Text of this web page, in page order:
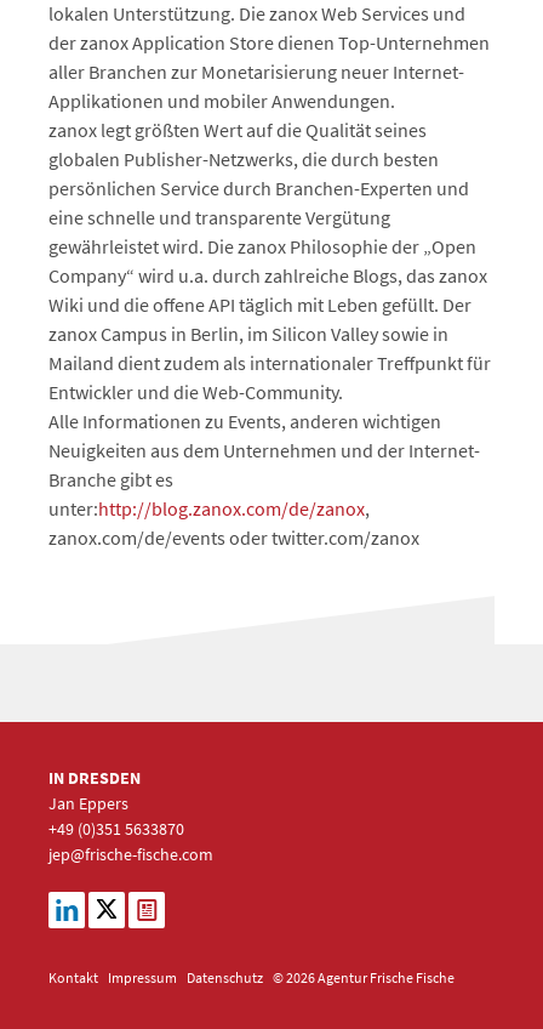
lokalen Unterstützung. Die zanox Web Services und
der zanox Application Store dienen Top-Unternehmen
aller Branchen zur Monetarisierung neuer Internet-
Applikationen und mobiler Anwendungen.
zanox legt größten Wert auf die Qualität seines
globalen Publisher-Netzwerks, die durch besten
persönlichen Service durch Branchen-Experten und
eine schnelle und transparente Vergütung
gewährleistet wird. Die zanox Philosophie der „Open
Company“ wird u.a. durch zahlreiche Blogs, das zanox
Wiki und die offene API täglich mit Leben gefüllt. Der
zanox Campus in Berlin, im Silicon Valley sowie in
Mailand dient zudem als internationaler Treffpunkt für
Entwickler und die Web-Community.
Alle Informationen zu Events, anderen wichtigen
Neuigkeiten aus dem Unternehmen und der Internet-
Branche gibt es
unter:http://blog.zanox.com/de/zanox,
zanox.com/de/events oder twitter.com/zanox
IN DRESDEN
Jan Eppers
+49 (0)3515633870
jep@frische-fische.com
Kontakt Impressum Datenschutz © 2026 Agentur Frische Fische